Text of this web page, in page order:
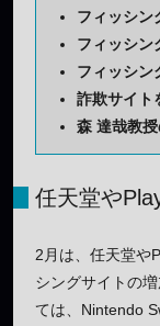
フィッシン
フィッシン
フィッシン
詐欺サイト
森 達哉教
任天堂や
2月は、任天堂や
シングサイトの
ては、Nintendo